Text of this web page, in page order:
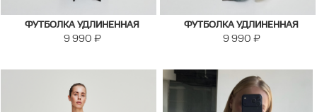
ФУТБОЛКА УДЛИНЕННАЯ
9 990 ₽
ФУТБОЛКА УДЛИНЕННАЯ
9 990 ₽